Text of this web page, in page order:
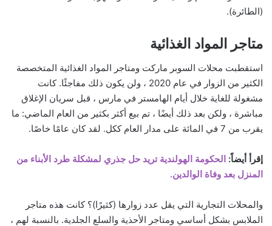
(الطائرة).
متاجر المواد الغذائية
استقطبت محلات السوبر ماركت ومتاجر المواد الغذائية المتخصصة
الكثير من الزوار في عام 2020 ، ولن يكون ذلك مفاجئًا. كانت
مشغولة للغاية خلال أيام الهامستر في مارس ، قبل سريان الإغلاق
مباشرة ، ولكن بعد ذلك أيضًا ، تم بيع أكثر بكثير من العام الماضي: ما
يقرب من 7 في المائة على مدار العام ككل. لقد كان عامًا خاصًا.
إقرأ أيضاً: الحكومة الهولندية تريد حل جذري لمشكلة طرد الأبناء من
المنزل بعد وفاة الوالدين.
والمحلات التجارية التي يقل عدد زوارها (كثيرًا)؟ كانت هذه متاجر
الملابس بشكل أساسي ومتاجر الأحذية والسلع الجلدية. بالنسبة لهم ،